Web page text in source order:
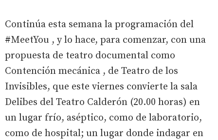
Continúa esta semana la programación del
#MeetYou , y lo hace, para comenzar, con una
propuesta de teatro documental como
Contención mecánica , de Teatro de los
Invisibles, que este viernes convierte la sala
Delibes del Teatro Calderón (20.00 horas) en
un lugar frío, aséptico, como de laboratorio,
como de hospital; un lugar donde indagar en